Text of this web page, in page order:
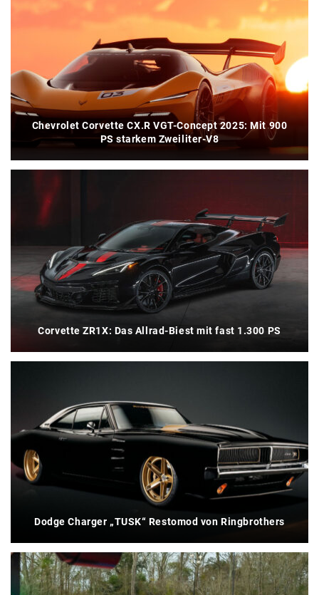
Chevrolet Corvette CX.R VGT-Concept 2025: Mit 900
PS starkem Zweiliter-V8
Corvette ZR1X: Das Allrad-Biest mit fast 1.300 PS
Dodge Charger „TUSK“ Restomod von Ringbrothers